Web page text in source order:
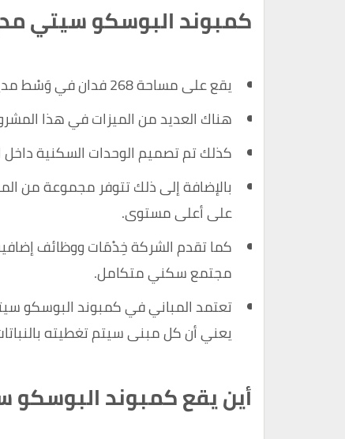
كمبوند البوسكو سيتي
يقع على مساحة 268 فدان في وَسْط مدينة المستقبل، القاهرة الجديدة.
هناك العديد من الميزات في هذا
كذلك تم تصميم الوحدات السكنية داخل
بالإضافة إلى ذلك تتوفر مجموعة من
على أعلى مستوى.
كما تقدم الشركة خِدْمَات ووظائف
مجتمع سكني متكامل.
تعتمد المباني في كمبوند البوسكو
يعني أن كل مبنى سيتم تغطيته
أين يقع كمبوند